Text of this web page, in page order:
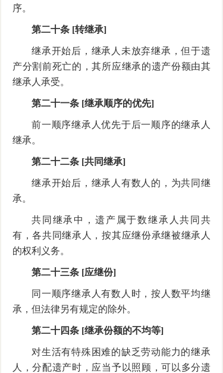
序。
第二十条 [转继承]
继承开始后，继承人未放弃继承，但于遗
产分割前死亡的，其所应继承的遗产份额由其
继承人承受。
第二十一条 [继承顺序的优先]
前一顺序继承人优先于后一顺序的继承人
继承。
第二十二条 [共同继承]
继承开始后，继承人有数人的，为共同继
承。
共同继承中，遗产属于数继承人共同共
有，各共同继承人，按其应继份承继被继承人
的权利义务。
第二十三条 [应继份]
同一顺序继承人有数人时，按人数平均继
承，但法律另有规定的除外。
第二十四条 [继承份额的不均等]
对生活有特殊困难的缺乏劳动能力的继承
人，分配遗产时，应当予以照顾，可以多分遗